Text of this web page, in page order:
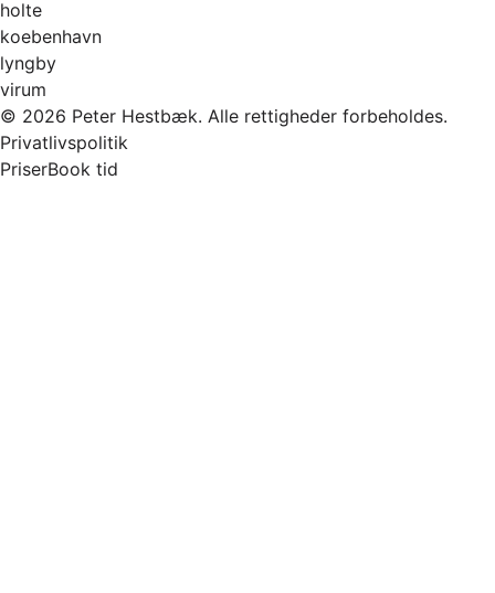
holte
koebenhavn
lyngby
virum
© 2026 Peter Hestbæk. Alle rettigheder forbeholdes.
Privatlivspolitik
PriserBook tid